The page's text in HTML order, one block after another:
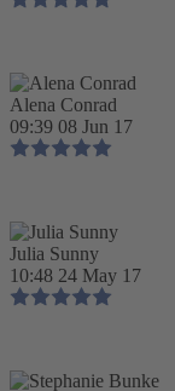
Alena Conrad
09:39 08 Jun 17
Julia Sunny
10:48 24 May 17